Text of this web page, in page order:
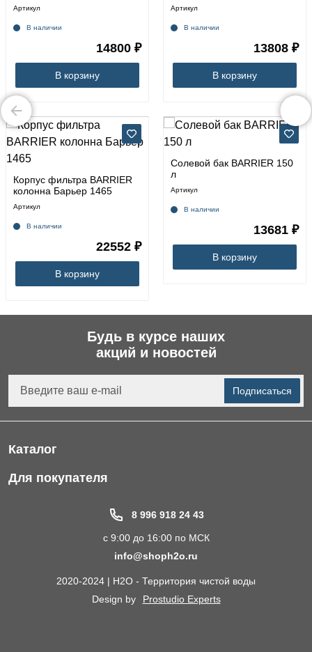
Артикул
В наличии
14800 ₽
В корзину
Артикул
В наличии
13808 ₽
В корзину
Корпус фильтра BARRIER
колонна Барьер 1465
Артикул
В наличии
22552 ₽
В корзину
Солевой бак BARRIER 150
л
Артикул
В наличии
13681 ₽
В корзину
Будь в курсе наших
акций и новостей
Подписаться
Каталог
Фильтры для питьевой воды
Электрические Обогреватели
Для покупателя
8 996 918 24 43
с 9:00 до 16:00 по МСК
info@shoph2o.ru
2020-2024 | H2O - Территория чистой воды
Design by
Prostudio Experts